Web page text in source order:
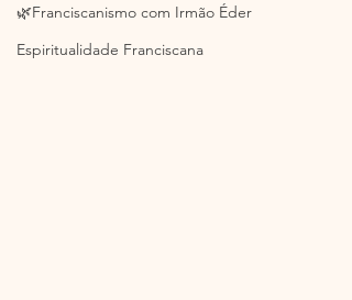
🌿Franciscanismo com Irmão Éder
Espiritualidade Franciscana